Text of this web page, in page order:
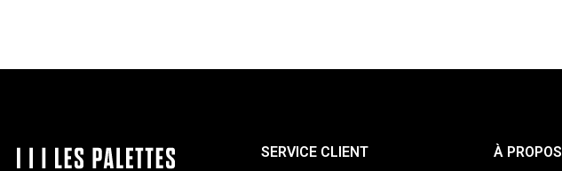
SERVICE CLIENT À PROPOS